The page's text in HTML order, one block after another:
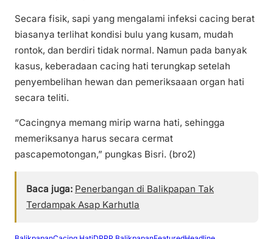
Secara fisik, sapi yang mengalami infeksi cacing berat
biasanya terlihat kondisi bulu yang kusam, mudah
rontok, dan berdiri tidak normal. Namun pada banyak
kasus, keberadaan cacing hati terungkap setelah
penyembelihan hewan dan pemeriksaaan organ hati
secara teliti.
“Cacingnya memang mirip warna hati, sehingga
memeriksanya harus secara cermat
pascapemotongan,” pungkas Bisri. (bro2)
Baca juga: Penerbangan di Balikpapan Tak
Terdampak Asap Karhutla